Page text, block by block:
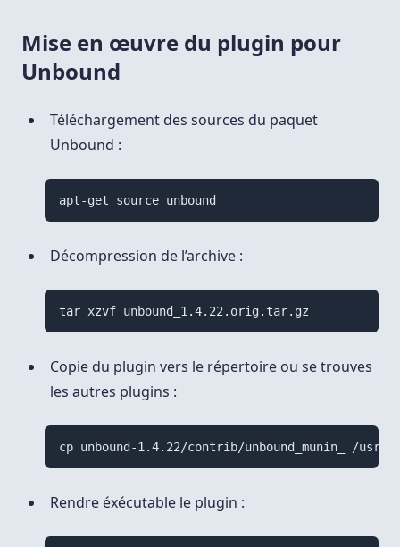
Mise en œuvre du plugin pour
Unbound
Téléchargement des sources du paquet
Unbound :
apt-get source unbound
Décompression de l’archive :
tar xzvf unbound_1.4.22.orig.tar.gz
Copie du plugin vers le répertoire ou se trouves
les autres plugins :
cp unbound-1.4.22/contrib/unbound_munin_ /usr/
Rendre éxécutable le plugin :